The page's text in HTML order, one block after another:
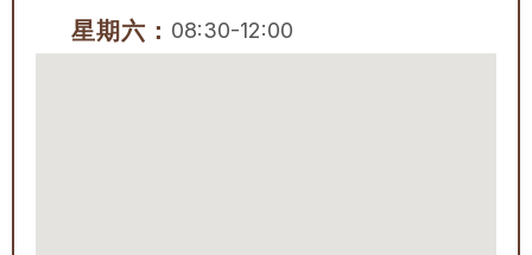
星期六： 08:30-12:00